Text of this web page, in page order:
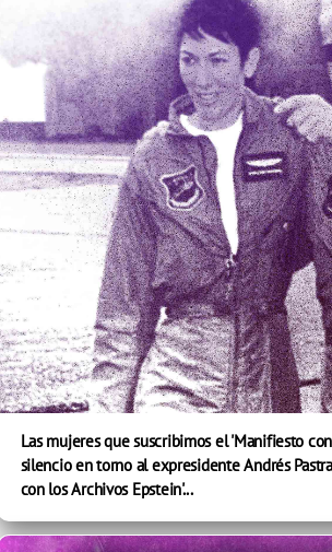
Las mujeres que suscribimos el 'Manifiesto
silencio en torno al expresidente Andrés
con los Archivos Epstein'...